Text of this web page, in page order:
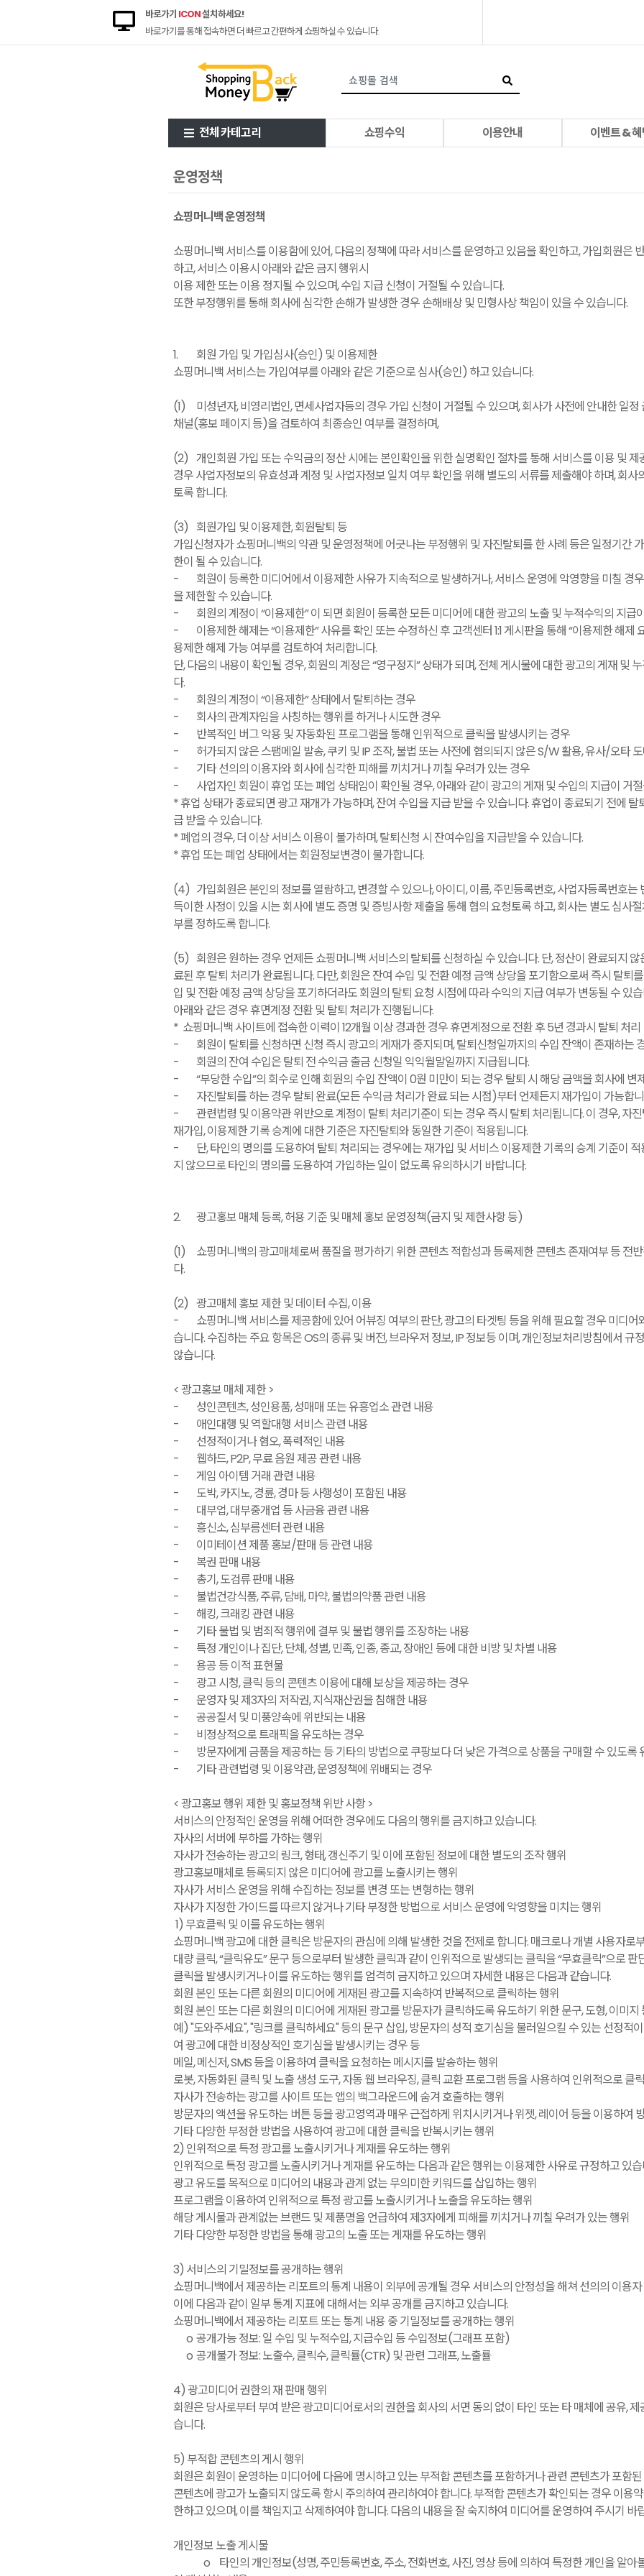
바로가기 ICON설치하세요!
바로가기를 통해 접속하면 더 빠르고 간편하게 쇼핑하실 수 있습니다.
전체 카테고리 쇼핑수익 이용안내 이벤트 &
운영정책
쇼핑머니백 운영정책
쇼핑머니백 서비스를 이용함에 있어, 다음의 정책에 따라 서비스를 운영하고 있음을 확인하고, 가입회원은
하고, 서비스 이용시 아래와 같은 금지 행위시
이용 제한 또는 이용 정지될 수 있으며, 수입 지급 신청이 거절될 수 있습니다.
또한 부정행위를 통해 회사에 심각한 손해가 발생한 경우 손해배상 및 민형사상 책임이 있을 수 있습니다.
1.
회원 가입 및 가입심사(승인) 및 이용제한
쇼핑머니백 서비스는 가입여부를 아래와 같은 기준으로 심사(승인) 하고 있습니다.
(1)
미성년자, 비영리법인, 면세사업자등의 경우 가입 신청이 거절될 수 있으며, 회사가 사전에 안내한 일
채널(홍보 페이지 등)을 검토하여 최종승인 여부를 결정하며,
(2) 개인회원 가입 또는 수익금의 정산 시에는 본인확인을 위한 실명확인 절차를 통해 서비스를 이용 및 제
경우 사업자정보의 유효성과 계정 및 사업자정보 일치 여부 확인을 위해 별도의 서류를 제출해야 하며, 회
토록 합니다.
(3) 회원가입 및 이용제한, 회원탈퇴 등
가입신청자가 쇼핑머니백의 약관 및 운영정책에 어긋나는 부정행위 및 자진탈퇴를 한 사례 등은 일정기간
한이 될 수 있습니다.
-
회원이 등록한 미디어에서 이용제한 사유가 지속적으로 발생하거나, 서비스 운영에 악영향을 미칠 경
을 제한할 수 있습니다.
-
회원의 계정이 “이용제한” 이 되면 회원이 등록한 모든 미디어에 대한 광고의 노출 및 누적수익의 지급
-
이용제한 해제는 “이용제한” 사유를 확인 또는 수정하신 후 고객센터 1:1 게시판을 통해 “이용제한 해제
용제한 해제 가능 여부를 검토하여 처리합니다.
단, 다음의 내용이 확인될 경우, 회원의 계정은 “영구정지” 상태가 되며, 전체 게시물에 대한 광고의 게재 및
다.
-
회원의 계정이 “이용제한” 상태에서 탈퇴하는 경우
-
회사의 관계자임을 사칭하는 행위를 하거나 시도한 경우
-
반복적인 버그 악용 및 자동화된 프로그램을 통해 인위적으로 클릭을 발생시키는 경우
-
허가되지 않은 스팸메일 발송, 쿠키 및 IP 조작, 불법 또는 사전에 협의되지 않은 S/W 활용, 유사/오타
-
기타 선의의 이용자와 회사에 심각한 피해를 끼치거나 끼칠 우려가 있는 경우
-
사업자인 회원이 휴업 또는 폐업 상태임이 확인될 경우, 아래와 같이 광고의 게재 및 수입의 지급이 거
* 휴업 상태가 종료되면 광고 재개가 가능하며, 잔여 수입을 지급 받을 수 있습니다. 휴업이 종료되기 전에
급 받을 수 있습니다.
* 폐업의 경우, 더 이상 서비스 이용이 불가하며, 탈퇴신청 시 잔여수입을 지급받을 수 있습니다.
* 휴업 또는 폐업 상태에서는 회원정보변경이 불가합니다.
(4) 가입회원은 본인의 정보를 열람하고, 변경할 수 있으나, 아이디, 이름, 주민등록번호, 사업자등록번호는
득이한 사정이 있을 시는 회사에 별도 증명 및 증빙사항 제출을 통해 협의 요청토록 하고, 회사는 별도 심사
부를 정하도록 합니다.
(5) 회원은 원하는 경우 언제든 쇼핑머니백 서비스의 탈퇴를 신청하실 수 있습니다. 단, 정산이 완료되지
료된 후 탈퇴 처리가 완료됩니다. 다만, 회원은 잔여 수입 및 전환 예정 금액 상당을 포기함으로써 즉시 탈퇴
입 및 전환 예정 금액 상당을 포기하더라도 회원의 탈퇴 요청 시점에 따라 수익의 지급 여부가 변동될 수 있
아래와 같은 경우 휴면계정 전환 및 탈퇴 처리가 진행됩니다.
* 쇼핑머니백 사이트에 접속한 이력이 12개월 이상 경과한 경우 휴면계정으로 전환 후 5년 경과시 탈퇴 처리
-
회원이 탈퇴를 신청하면 신청 즉시 광고의 게재가 중지되며, 탈퇴신청일까지의 수입 잔액이 존재하는
-
회원의 잔여 수입은 탈퇴 전 수익금 출금 신청일 익익월말일까지 지급됩니다.
-
“부당한 수입”의 회수로 인해 회원의 수입 잔액이 0원 미만이 되는 경우 탈퇴 시 해당 금액을 회사에 변
-
자진탈퇴를 하는 경우 탈퇴 완료(모든 수익금 처리가 완료 되는 시점)부터 언제든지 재가입이 가능합
-
관련법령 및 이용약관 위반으로 계정이 탈퇴 처리기준이 되는 경우 즉시 탈퇴 처리됩니다. 이 경우, 자
재가입, 이용제한 기록 승계에 대한 기준은 자진탈퇴와 동일한 기준이 적용됩니다.
-
단, 타인의 명의를 도용하여 탈퇴 처리되는 경우에는 재가입 및 서비스 이용제한 기록의 승계 기준이
지 않으므로 타인의 명의를 도용하여 가입하는 일이 없도록 유의하시기 바랍니다.
2. 광고홍보 매체 등록, 허용 기준 및 매체 홍보 운영정책(금지 및 제한사항 등)
(1)
쇼핑머니백의 광고매체로써 품질을 평가하기 위한 콘텐츠 적합성과 등록제한 콘텐츠 존재여부 등 전
다.
(2) 광고매체 홍보 제한 및 데이터 수집, 이용
-
쇼핑머니백 서비스를 제공함에 있어 어뷰징 여부의 판단, 광고의 타겟팅 등을 위해 필요할 경우 미디
습니다. 수집하는 주요 항목은 OS의 종류 및 버전, 브라우저 정보, IP 정보등 이며, 개인정보처리방침에서 규
않습니다.
< 광고홍보 매체 제한 >
-
성인콘텐츠, 성인용품, 성매매 또는 유흥업소 관련 내용
-
애인대행 및 역할대행 서비스 관련 내용
-
선정적이거나 혐오, 폭력적인 내용
-
웹하드, P2P, 무료 음원 제공 관련 내용
-
게임 아이템 거래 관련 내용
-
도박, 카지노, 경륜, 경마 등 사행성이 포함된 내용
-
대부업, 대부중개업 등 사금융 관련 내용
-
흥신소, 심부름센터 관련 내용
-
이미테이션 제품 홍보/판매 등 관련 내용
-
복권 판매 내용
-
총기, 도검류 판매 내용
-
불법건강식품, 주류, 담배, 마약, 불법의약품 관련 내용
-
해킹, 크래킹 관련 내용
-
기타 불법 및 범죄적 행위에 결부 및 불법 행위를 조장하는 내용
-
특정 개인이나 집단, 단체, 성별, 민족, 인종, 종교, 장애인 등에 대한 비방 및 차별 내용
-
용공 등 이적 표현물
-
광고 시청, 클릭 등의 콘텐츠 이용에 대해 보상을 제공하는 경우
-
운영자 및 제3자의 저작권, 지식재산권을 침해한 내용
-
공공질서 및 미풍양속에 위반되는 내용
-
비정상적으로 트래픽을 유도하는 경우
-
방문자에게 금품을 제공하는 등 기타의 방법으로 쿠팡보다 더 낮은 가격으로 상품을 구매할 수 있도록
-
기타 관련법령 및 이용약관, 운영정책에 위배되는 경우
< 광고홍보 행위 제한 및 홍보정책 위반 사항 >
서비스의 안정적인 운영을 위해 어떠한 경우에도 다음의 행위를 금지하고 있습니다.
자사의 서버에 부하를 가하는 행위
자사가 전송하는 광고의 링크, 형태, 갱신주기 및 이에 포함된 정보에 대한 별도의 조작 행위
광고홍보매체로 등록되지 않은 미디어에 광고를 노출시키는 행위
자사가 서비스 운영을 위해 수집하는 정보를 변경 또는 변형하는 행위
자사가 지정한 가이드를 따르지 않거나 기타 부정한 방법으로 서비스 운영에 악영향을 미치는 행위
1) 무효클릭 및 이를 유도하는 행위
쇼핑머니백 광고에 대한 클릭은 방문자의 관심에 의해 발생한 것을 전제로 합니다. 매크로나 개별 사용자로
대량 클릭, “클릭유도” 문구 등으로부터 발생한 클릭과 같이 인위적으로 발생되는 클릭을 “무효클릭”으로
클릭을 발생시키거나 이를 유도하는 행위를 엄격히 금지하고 있으며 자세한 내용은 다음과 같습니다.
회원 본인 또는 다른 회원의 미디어에 게재된 광고를 지속하여 반복적으로 클릭하는 행위
회원 본인 또는 다른 회원의 미디어에 게재된 광고를 방문자가 클릭하도록 유도하기 위한 문구, 도형, 이미
예) "도와주세요", "링크를 클릭하세요" 등의 문구 삽입, 방문자의 성적 호기심을 불러일으킬 수 있는 선정적
여 광고에 대한 비정상적인 호기심을 발생시키는 경우 등
메일, 메신저, SMS 등을 이용하여 클릭을 요청하는 메시지를 발송하는 행위
로봇, 자동화된 클릭 및 노출 생성 도구, 자동 웹 브라우징, 클릭 교환 프로그램 등을 사용하여 인위적으로 클
자사가 전송하는 광고를 사이트 또는 앱의 백그라운드에 숨겨 호출하는 행위
방문자의 액션을 유도하는 버튼 등을 광고영역과 매우 근접하게 위치시키거나 위젯, 레이어 등을 이용하여
기타 다양한 부정한 방법을 사용하여 광고에 대한 클릭을 반복시키는 행위
2) 인위적으로 특정 광고를 노출시키거나 게재를 유도하는 행위
인위적으로 특정 광고를 노출시키거나 게재를 유도하는 다음과 같은 행위는 이용제한 사유로 규정하고 있습
광고 유도를 목적으로 미디어의 내용과 관계 없는 무의미한 키워드를 삽입하는 행위
프로그램을 이용하여 인위적으로 특정 광고를 노출시키거나 노출을 유도하는 행위
해당 게시물과 관계없는 브랜드 및 제품명을 언급하여 제3자에게 피해를 끼치거나 끼칠 우려가 있는 행위
기타 다양한 부정한 방법을 통해 광고의 노출 또는 게재를 유도하는 행위
3) 서비스의 기밀정보를 공개하는 행위
쇼핑머니백에서 제공하는 리포트의 통계 내용이 외부에 공개될 경우 서비스의 안정성을 해쳐 선의의 이용
이에 다음과 같이 일부 통계 지표에 대해서는 외부 공개를 금지하고 있습니다.
쇼핑머니백에서 제공하는 리포트 또는 통계 내용 중 기밀정보를 공개하는 행위
o 공개가능 정보: 일 수입 및 누적수입, 지급수입 등 수입정보(그래프 포함)
o 공개불가 정보: 노출수, 클릭수, 클릭률(CTR) 및 관련 그래프, 노출률
4) 광고미디어 권한의 재 판매 행위
회원은 당사로부터 부여 받은 광고미디어로서의 권한을 회사의 서면 동의 없이 타인 또는 타 매체에 공유, 제
습니다.
5) 부적합 콘텐츠의 게시 행위
회원은 회원이 운영하는 미디어에 다음에 명시하고 있는 부적합 콘텐츠를 포함하거나 관련 콘텐츠가 포함
콘텐츠에 광고가 노출되지 않도록 항시 주의하여 관리하여야 합니다. 부적합 콘텐츠가 확인되는 경우 이용
한하고 있으며, 이를 책임지고 삭제하여야 합니다. 다음의 내용을 잘 숙지하여 미디어를 운영하여 주시기 바
개인정보 노출 게시물
o
타인의 개인정보(성명, 주민등록번호, 주소, 전화번호, 사진, 영상 등에 의하여 특정한 개인을 알